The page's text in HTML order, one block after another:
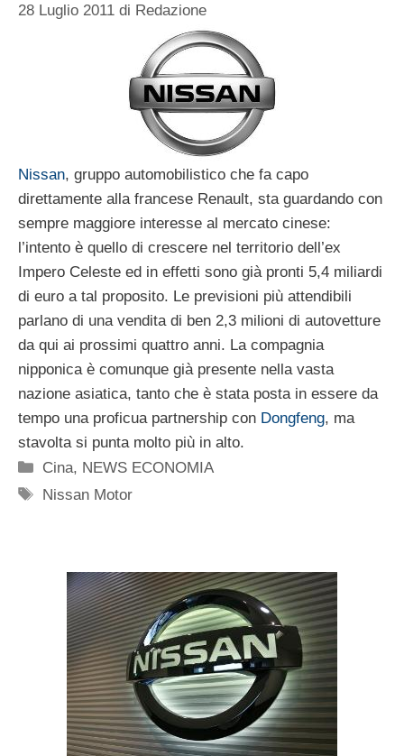
28 Luglio 2011 di Redazione
Nissan, gruppo automobilistico che fa capo
direttamente alla francese Renault, sta guardando con
sempre maggiore interesse al mercato cinese:
l’intento è quello di crescere nel territorio dell’ex
Impero Celeste ed in effetti sono già pronti 5,4 miliardi
di euro a tal proposito. Le previsioni più attendibili
parlano di una vendita di ben 2,3 milioni di autovetture
da qui ai prossimi quattro anni. La compagnia
nipponica è comunque già presente nella vasta
nazione asiatica, tanto che è stata posta in essere da
tempo una proficua partnership con Dongfeng, ma
stavolta si punta molto più in alto.
Categorie
Cina, NEWS ECONOMIA
Tag
Nissan Motor